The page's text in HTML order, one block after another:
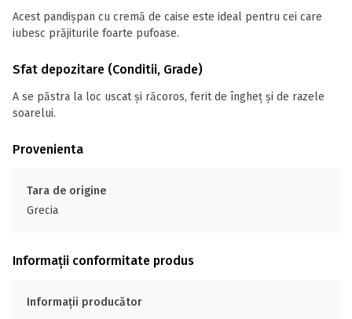
Acest pandișpan cu cremă de caise este ideal pentru cei care
iubesc prăjiturile foarte pufoase.
Sfat depozitare (Conditii, Grade)
A se păstra la loc uscat și răcoros, ferit de îngheț și de razele
soarelui.
Provenienta
Tara de origine
Grecia
Informații conformitate produs
Informații producător